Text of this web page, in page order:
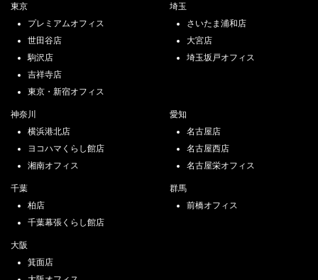
東京
プレミアムオフィス
世田谷店
駒沢店
吉祥寺店
東京・新宿オフィス
千葉
柏店
千葉幕張くらし館店
群馬
前橋オフィス
愛知
名古屋店
名古屋西店
名古屋栄オフィス
神奈川
横浜港北店
ヨコハマくらし館店
湘南オフィス
埼玉
さいたま浦和店
大宮店
埼玉坂戸オフィス
大阪
箕面店